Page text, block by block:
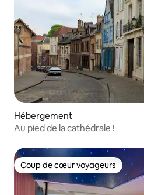
Hébergement
Au pied de la cathédrale !
Coup de cœur voyageurs
Coup de cœur voyageurs